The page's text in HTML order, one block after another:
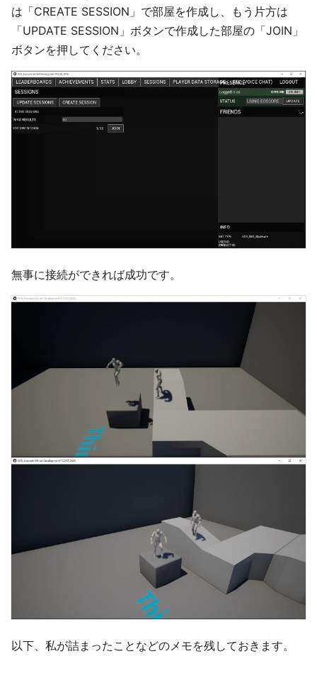
は「CREATE SESSION」で部屋を作成し、もう片方は
「UPDATE SESSION」ボタンで作成した部屋の「JOIN」
ボタンを押してください。
無事に接続ができれば成功です。
以下、私が詰まったことなどのメモを残しておきます。